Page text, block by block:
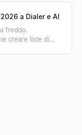
a Dialer e AI
freddo.
creare liste di